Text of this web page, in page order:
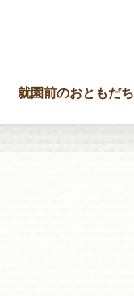
就園前のおともだち